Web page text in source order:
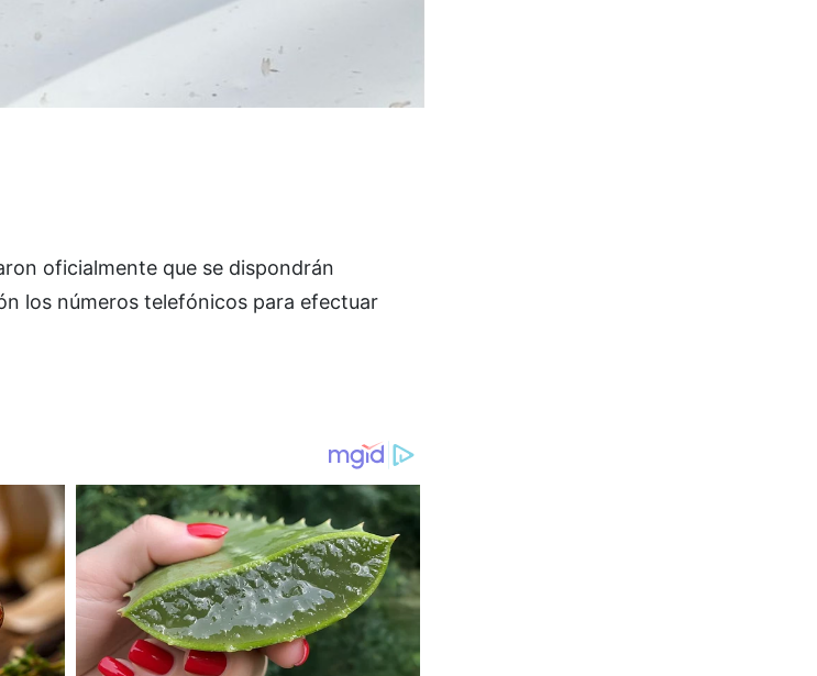
oficialmente que se dispondrán
los números telefónicos para efectuar